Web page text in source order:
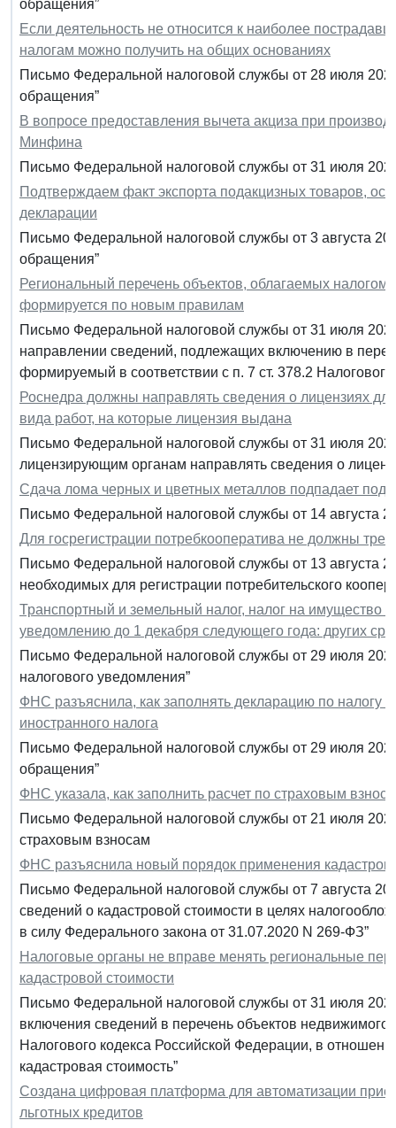
обращения”
Если деятельность не относится к наиболее
налогам можно получить на общих основаниях
Письмо Федеральной налоговой службы от 28 июля
обращения”
В вопросе предоставления вычета акциза при
Минфина
Письмо Федеральной налоговой службы от 31 июля
Подтверждаем факт экспорта подакцизных товаров,
декларации
Письмо Федеральной налоговой службы от 3 августа
обращения”
Региональный перечень объектов, облагаемых
формируется по новым правилам
Письмо Федеральной налоговой службы от 31 июля
направлении сведений, подлежащих включению в
формируемый в соответствии с п. 7 ст. 378.2
Роснедра должны направлять сведения о лицензиях
вида работ, на которые лицензия выдана
Письмо Федеральной налоговой службы от 31 июля
лицензирующим органам направлять сведения о
Сдача лома черных и цветных металлов подпадает под
Письмо Федеральной налоговой службы от 14 августа
Для госрегистрации потребкооператива не должны
Письмо Федеральной налоговой службы от 13 августа
необходимых для регистрации потребительского
Транспортный и земельный налог, налог на имущество
уведомлению до 1 декабря следующего года: других
Письмо Федеральной налоговой службы от 29 июля
налогового уведомления”
ФНС разъяснила, как заполнять декларацию по налогу
иностранного налога
Письмо Федеральной налоговой службы от 29 июля
обращения”
ФНС указала, как заполнить расчет по страховым
Письмо Федеральной налоговой службы от 21 июля
страховым взносам
ФНС разъяснила новый порядок применения
Письмо Федеральной налоговой службы от 7 августа
сведений о кадастровой стоимости в целях
в силу Федерального закона от 31.07.2020 N 269-ФЗ”
Налоговые органы не вправе менять региональные
кадастровой стоимости
Письмо Федеральной налоговой службы от 31 июля
включения сведений в перечень объектов
Налогового кодекса Российской Федерации, в
кадастровая стоимость”
Создана цифровая платформа для автоматизации
льготных кредитов